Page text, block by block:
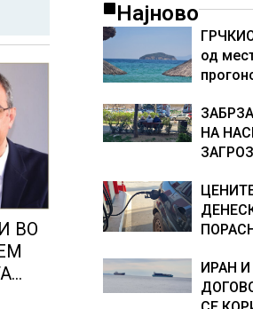
ВО
Најново
од
НА
ВО
ИРАН